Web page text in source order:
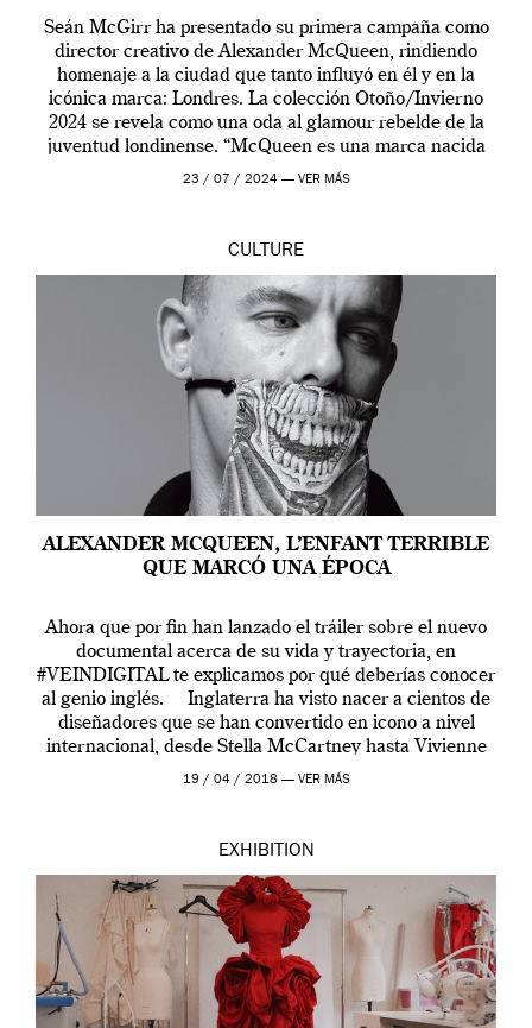
Seán McGirr ha presentado su primera campaña como
director creativo de Alexander McQueen, rindiendo
homenaje a la ciudad que tanto influyó en él y en la
icónica marca: Londres. La colección Otoño/Invierno
2024 se revela como una oda al glamour rebelde de la
juventud londinense. “McQueen es una marca nacida
en Londres y siempre ha […]
23 / 07 / 2024 — VER MÁS
CULTURE
ALEXANDER MCQUEEN, L’ENFANT TERRIBLE
QUE MARCÓ UNA ÉPOCA
Ahora que por fin han lanzado el tráiler sobre el nuevo
documental acerca de su vida y trayectoria, en
#VEINDIGITAL te explicamos por qué deberías conocer
al genio inglés. Inglaterra ha visto nacer a cientos de
diseñadores que se han convertido en icono a nivel
internacional, desde Stella McCartney hasta Vivienne
Westwood pasando […]
19 / 04 / 2018 — VER MÁS
EXHIBITION